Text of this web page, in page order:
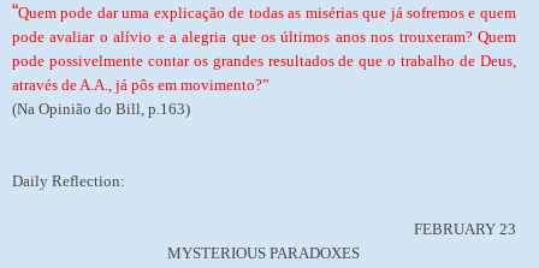
“Quem pode dar uma explicação de todas as misérias que já sofremos e quem
pode avaliar o alívio e a alegria que os últimos anos nos trouxeram? Quem
pode possivelmente contar os grandes resultados de que o trabalho de Deus,
através de A.A., já pôs em movimento?”
(Na Opinião do Bill, p.163)
Daily Reflection:
FEBRUARY 23
MYSTERIOUS PARADOXES